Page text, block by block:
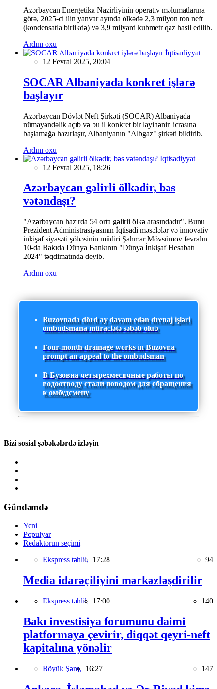
Azərbaycan Energetika Nazirliyinin operativ məlumatlarına
görə, 2025-ci ilin yanvar ayında ölkədə 2,3 milyon ton neft
(kondensatla birlikdə) və 3,9 milyard kubmetr qaz hasil edilib.
Ardını oxu
İqtisadiyyat
12 Fevral 2025, 20:04
SOCAR Albaniyada konkret işlərə
başlayır
Azərbaycan Dövlət Neft Şirkəti (SOCAR) Albaniyada
nümayəndəlik açıb və bu il konkret bir layihənin icrasına
başlamağa hazırlaşır, Albaniyanın "Albgaz" şirkəti bildirib.
Ardını oxu
İqtisadiyyat
12 Fevral 2025, 18:26
Azərbaycan gəlirli ölkədir, bəs
vətəndaşı?
"Azərbaycan hazırda 54 orta gəlirli ölkə arasındadır". Bunu
Prezident Administrasiyasının İqtisadi məsələlər və innovativ
inkişaf siyasəti şöbəsinin müdiri Şahmar Mövsümov fevralın
10-da Bakıda Dünya Bankının "Dünya İnkişaf Hesabatı
2024" təqdimatında deyib.
Ardını oxu
Buzovnada dörd ay davam edən drenaj işləri
ombudsmana müraciətə səbəb olub
Four-month drainage works in Buzovna
prompt an appeal to the ombudsman
В Бузовна четырехмесячные работы по
водоотводу стали поводом для обращения
к омбудсмену
Bizi sosial şəbəkələrdə izləyin
Gündəmdə
Yeni
Populyar
Redaktorun seçimi
Ekspress təhlil, 17:28 94
Media idarəçiliyini mərkəzləşdirilir
Ekspress təhlil, 17:00 140
Bakı investisiya forumunu daimi
platformaya çevirir, diqqət qeyri-neft
kapitalına yönəlir
Böyük Şərq, 16:27 147